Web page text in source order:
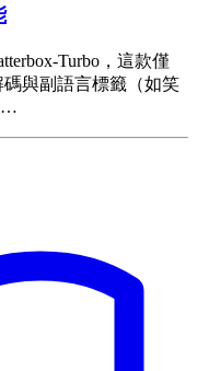
Turbo，這款僅
與副語言標籤（如笑
…